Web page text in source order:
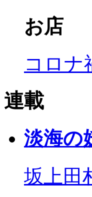
お店
コロナ
連載
淡海の
坂上田